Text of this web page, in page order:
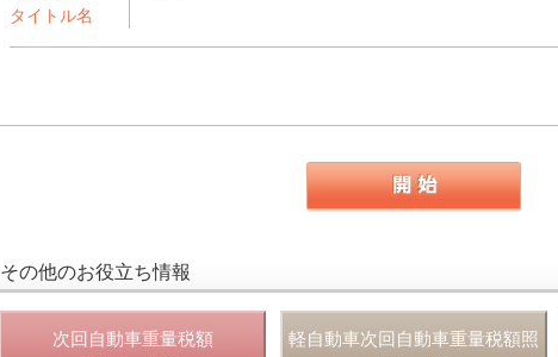
タイトル名
その他のお役立ち情報
次回自動車重量税額
軽自動車次回自動車重量税額照